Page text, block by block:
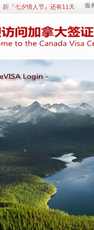
距『七夕情人节』还有11天